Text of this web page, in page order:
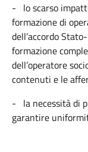
- lo scarso
formazione di
dell’accordo
formazione
dell’operatore
contenuti e le
- la necessità di
garantire